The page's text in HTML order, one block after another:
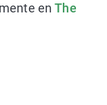
enThe